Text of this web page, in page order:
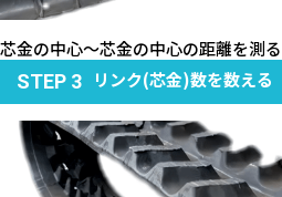
芯金の中心～芯金の中心の距離を測る
STEP 3
リンク(芯金)数を数える